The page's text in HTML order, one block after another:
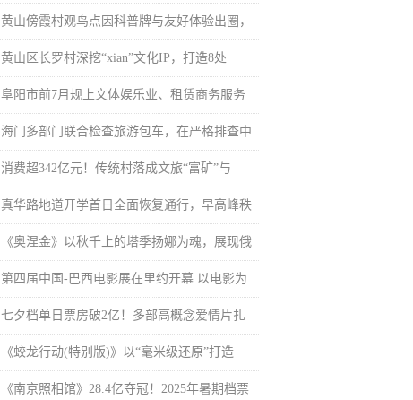
黄山傍霞村观鸟点因科普牌与友好体验出圈，
黄山区长罗村深挖“xian”文化IP，打造8处
阜阳市前7月规上文体娱乐业、租赁商务服务
海门多部门联合检查旅游包车，在严格排查中
消费超342亿元！传统村落成文旅“富矿”与
真华路地道开学首日全面恢复通行，早高峰秩
《奥涅金》以秋千上的塔季扬娜为魂，展现俄
第四届中国-巴西电影展在里约开幕 以电影为
七夕档单日票房破2亿！多部高概念爱情片扎
《蛟龙行动(特别版)》以“毫米级还原”打造
《南京照相馆》28.4亿夺冠！2025年暑期档票